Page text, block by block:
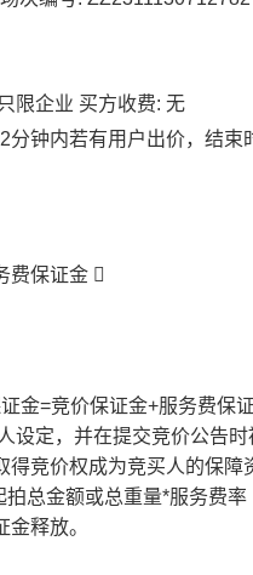
限企业 买方收费: 无
分钟内若有用户出价，结
费保证金 
金=竞价保证金+服务费保
设定，并在提交竞价公告
得竞价权成为竞买人的保障
拍总金额或总重量*服务费率
释放。